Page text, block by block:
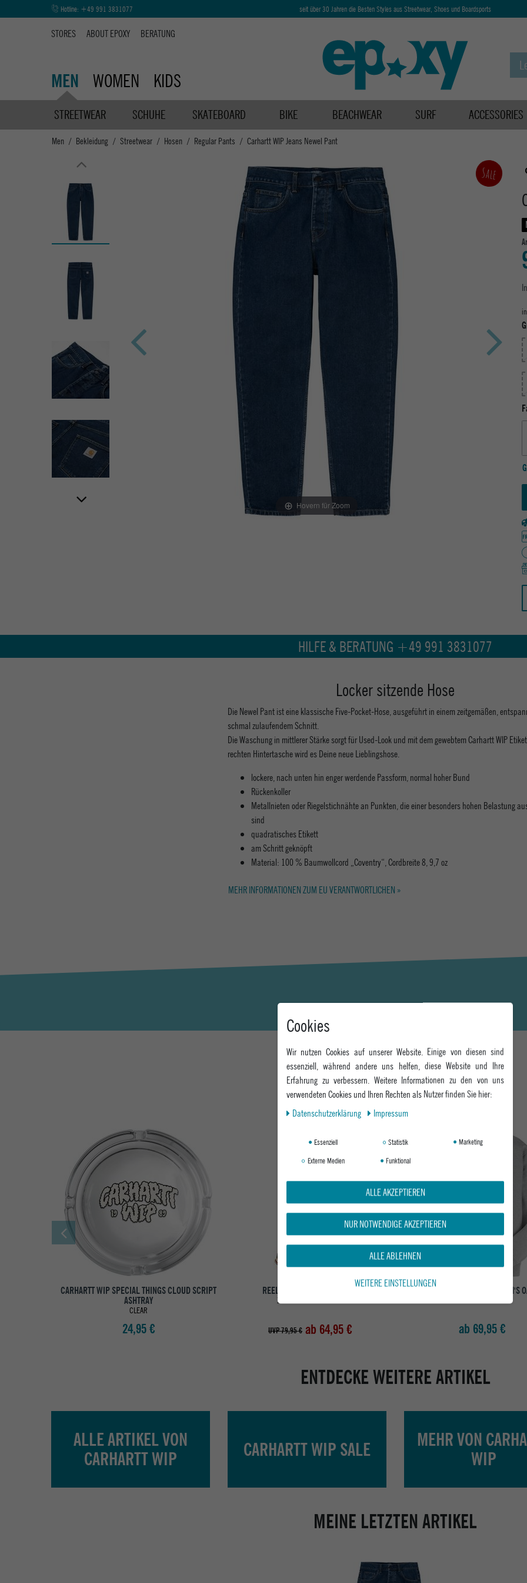
Hotline: +49 991 3831077 seit über 30 Jahren die Besten Styles aus Streetwear, Shoes und Boardsports
STORES ABOUT EPOXY BERATUNG
MEN WOMEN KIDS
STREETWEAR SCHUHE SKATEBOARD BIKE BEACHWEAR SURF ACCESSORIES
Men Bekleidung Streetwear Hosen Regular Pants Carhartt WIP Jeans Newel Pant
Hovern für Zoom
Sale
HILFE & BERATUNG +49 991 3831077
Locker sitzende Hose
Die Newel Pant ist eine klassische Five-Pocket-Hose, ausgeführt in einem zeitgemäßen,
schmal zulaufendem Schnitt.
Die Waschung in mittlerer Stärke sorgt für Used-Look und mit dem gewebtem Carhartt WIP
rechten Hintertasche wird es Deine neue Lieblingshose.
lockere, nach unten hin enger werdende Passform, normal hoher Bund
Rückenkoller
Metallnieten oder Riegelstichnähte an Punkten, die einer besonders hohen Belastung
sind
quadratisches Etikett
am Schritt geknöpft
Material: 100 % Baumwollcord „Coventry“, Cordbreite 8, 9,7 oz
MEHR INFORMATIONEN ZUM EU VERANTWORTLICHEN »
DAS KÖNNTE DIR AUCH GEFALLEN
CARHARTT WIP SPECIAL THINGS CLOUD SCRIPT
ASHTRAY
CLEAR
24,95 €
-19%
REELL HERREN JEANS BAGGY
160 DARK GREEN CORD
UVP 79,95 € ab 64,95 €
BURTON HERREN SWEATSHIRT M'S
ab 69,95 €
ENTDECKE WEITERE ARTIKEL
ALLE ARTIKEL VON
CARHARTT WIP
CARHARTT WIP SALE
MEHR VON
WIP
MEINE LETZTEN ARTIKEL
Cookies
Wir nutzen Cookies auf unserer Website. Einige von diesen sind
essenziell, während andere uns helfen, diese Website und Ihre
Erfahrung zu verbessern. Weitere Informationen zu den von uns
verwendeten Cookies und Ihren Rechten als Nutzer finden Sie hier:
Daten­schutz­erklärung
Impressum
Essenziell Statistik
Marketing
Externe Medien
Funktional
ALLE AKZEPTIEREN
NUR NOTWENDIGE AKZEPTIEREN
ALLE ABLEHNEN
WEITERE EINSTELLUNGEN